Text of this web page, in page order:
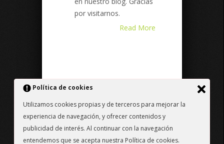
Política de cookies
Utilizamos cookies propias y de terceros para mejorar la
experiencia de navegación, y ofrecer contenidos y
publicidad de interés. Al continuar con la navegación
entendemos que se acepta nuestra Política de cookies.
por visitarnos.
Read More
Designed by Web3.0| Powered byTrade
Fair, S.L.